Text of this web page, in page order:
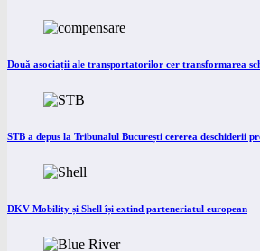
Două asociații ale transportatorilor cer transformarea
STB a depus la Tribunalul București cererea deschiderii
DKV Mobility și Shell își extind parteneriatul european